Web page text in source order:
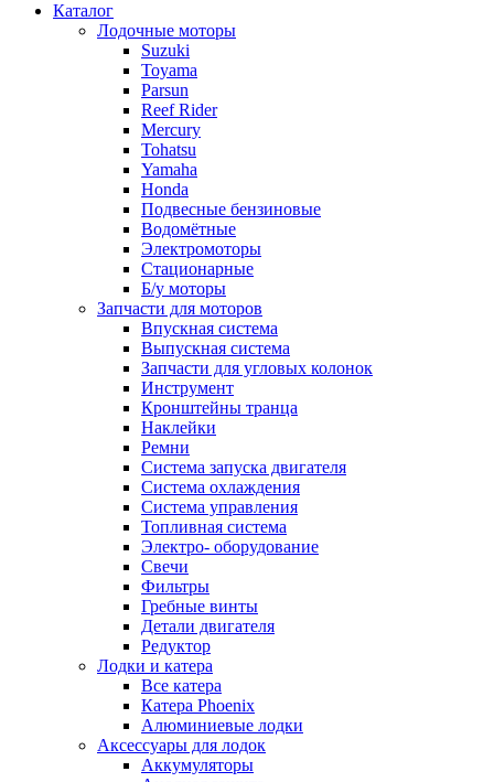
Каталог
Лодочные моторы
Suzuki
Toyama
Parsun
Reef Rider
Mercury
Tohatsu
Yamaha
Honda
Подвесные бензиновые
Водомётные
Электромоторы
Стационарные
Б/у моторы
Запчасти для моторов
Впускная система
Выпускная система
Запчасти для угловых колонок
Инструмент
Кронштейны транца
Наклейки
Ремни
Система запуска двигателя
Система охлаждения
Система управления
Топливная система
Электро- оборудование
Свечи
Фильтры
Гребные винты
Детали двигателя
Редуктор
Лодки и катера
Все катера
Катера Phoenix
Алюминиевые лодки
Аксессуары для лодок
Аккумуляторы